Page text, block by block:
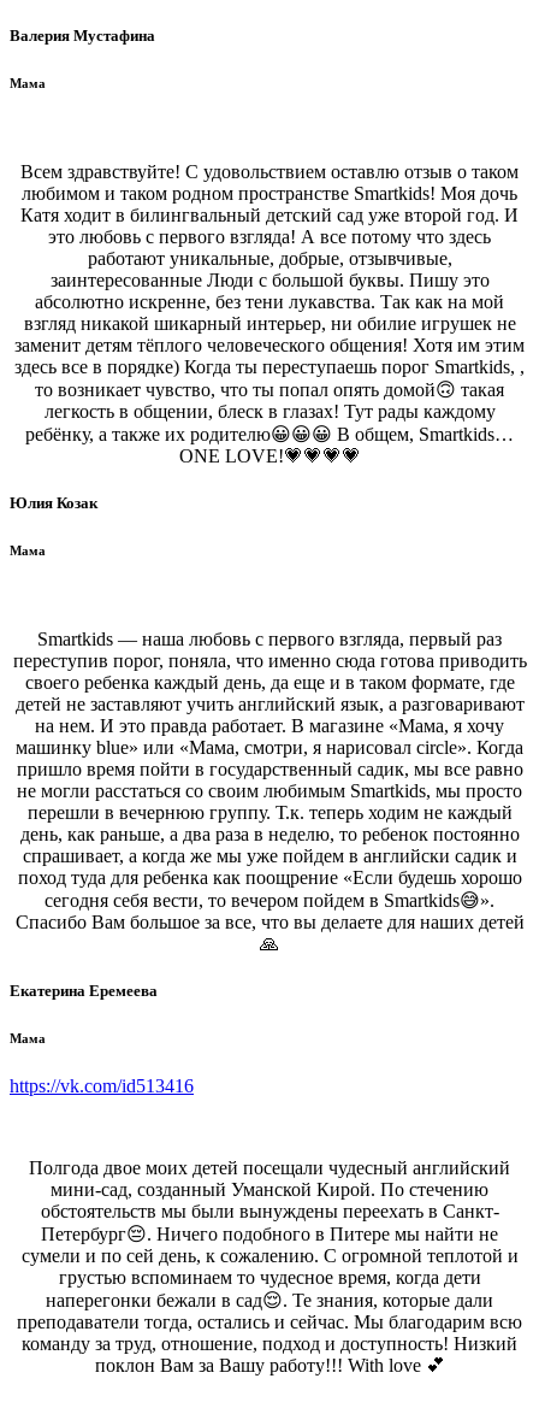
Валерия Мустафина
Мама
Всем здравствуйте! С удовольствием оставлю отзыв о таком
любимом и таком родном пространстве Smartkids! Моя дочь
Катя ходит в билингвальный детский сад уже второй год. И
это любовь с первого взгляда! А все потому что здесь
работают уникальные, добрые, отзывчивые,
заинтересованные Люди с большой буквы. Пишу это
абсолютно искренне, без тени лукавства. Так как на мой
взгляд никакой шикарный интерьер, ни обилие игрушек не
заменит детям тёплого человеческого общения! Хотя им этим
здесь все в порядке) Когда ты переступаешь порог Smartkids, ,
то возникает чувство, что ты попал опять домой🙃 такая
легкость в общении, блеск в глазах! Тут рады каждому
ребёнку, а также их родителю😀😀😀 В общем, Smartkids…
ONE LOVE!💗💗💗💗
Юлия Козак
Мама
‌Smartkids — наша любовь с первого взгляда, первый раз
переступив порог, поняла, что именно сюда готова приводить
своего ребенка каждый день, да еще и в таком формате, где
детей не заставляют учить английский язык, а разговаривают
на нем. И это правда работает. В магазине «Мама, я хочу
машинку blue» или «Мама, смотри, я нарисовал circle». Когда
пришло время пойти в государственный садик, мы все равно
не могли расстаться со своим любимым Smartkids, мы просто
перешли в вечернюю группу. Т.к. теперь ходим не каждый
день, как раньше, а два раза в неделю, то ребенок постоянно
спрашивает, а когда же мы уже пойдем в английски садик и
поход туда для ребенка как поощрение «Если будешь хорошо
сегодня себя вести, то вечером пойдем в Smartkids😅».
Спасибо Вам большое за все, что вы делаете для наших детей
🙏
Екатерина Еремеева
Мама
https://vk.com/id513416
Полгода двое моих детей посещали чудесный английский
мини-сад, созданный Уманской Кирой. По стечению
обстоятельств мы были вынуждены переехать в Санкт-
Петербург😔. Ничего подобного в Питере мы найти не
сумели и по сей день, к сожалению. С огромной теплотой и
грустью вспоминаем то чудесное время, когда дети
наперегонки бежали в сад😌. Те знания, которые дали
преподаватели тогда, остались и сейчас. Мы благодарим всю
команду за труд, отношение, подход и доступность! Низкий
поклон Вам за Вашу работу!!! With love 💕